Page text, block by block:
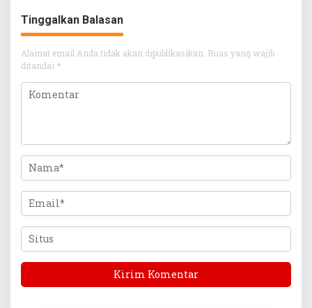
Tinggalkan Balasan
Alamat email Anda tidak akan dipublikasikan. Ruas yang wajib
ditandai *